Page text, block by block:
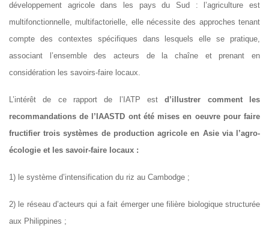
développement agricole dans les pays du Sud : l’agriculture est
multifonctionnelle, multifactorielle, elle nécessite des approches tenant
compte des contextes spécifiques dans lesquels elle se pratique,
associant l’ensemble des acteurs de la chaîne et prenant en
considération les savoirs-faire locaux.
L’intérêt de ce rapport de l’IATP estd’illustrer comment les
recommandations de l’IAASTD ont été mises en oeuvre pour faire
fructifier trois systèmes de production agricole en Asie via l’agro-
écologie et les savoir-faire locaux :
1) le système d’intensification du riz au Cambodge ;
2) le réseau d’acteurs qui a fait émerger une filière biologique structurée
aux Philippines ;